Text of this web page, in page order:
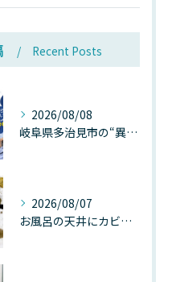
Recent Posts
2026/08/08
岐阜県多治見市の“異常な高温”が建物内部を破壊する──深層カビが急増する危険な温度差の正体
2026/08/07
お風呂の天井にカビが生えたら要注意！2026年8月の猛暑・高湿度で急増する浴室カビの原因と正しい対策